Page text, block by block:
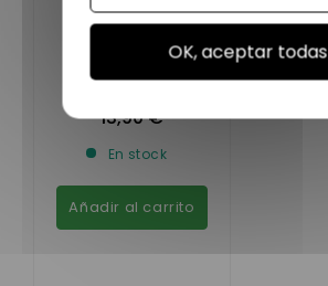
VERIN DE HAYON
MICROCAR MGO
13,90 €
En stock
Añadir al carrito
OK, aceptar todas